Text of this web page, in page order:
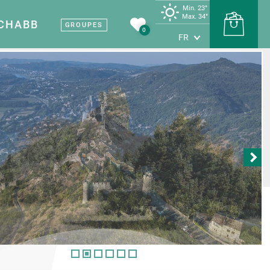
Terre de vin
Vignobles et
viticoles
savoureuses
et artisans
Sites et musées
Nos sites et musées
Patrimoine médiéval
Les grottes
Terre d’industrie
Carte touristique
GROUPES
0
Min. 23°
Max. 34°
FR